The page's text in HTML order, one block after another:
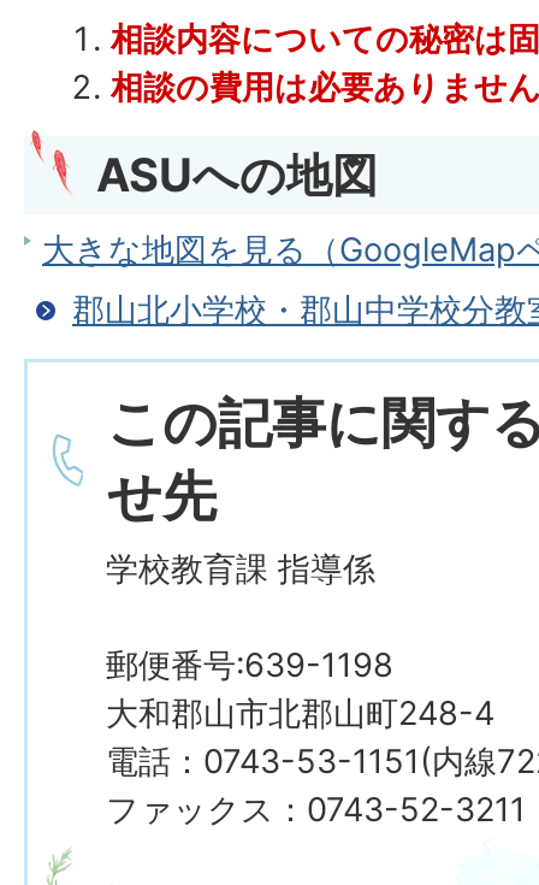
相談内容についての秘密は
相談の費用は必要ありませ
ASUへの地図
大きな地図を見る（GoogleMap
郡山北小学校・郡山中学校分
この記事に関す
せ先
学校教育課 指導係
郵便番号:639-1198
大和郡山市北郡山町248-4
電話：0743-53-1151(内線
ファックス：0743-52-3211